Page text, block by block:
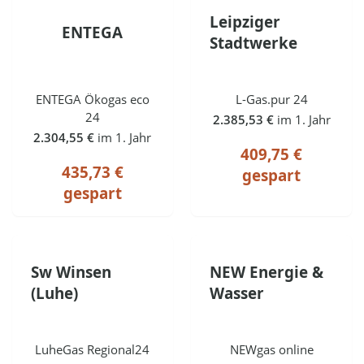
ENTEGA
ENTEGA Ökogas eco
24
2.304,55 € im 1. Jahr
435,73 €
gespart
Leipziger
Stadtwerke
L-Gas.pur 24
2.385,53 € im 1. Jahr
409,75 €
gespart
Sw Winsen
(Luhe)
LuheGas Regional24
NEW Energie &
Wasser
NEWgas online